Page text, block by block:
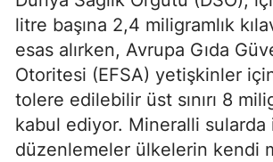
litre başına 2,4 miligramlık
esas alırken, Avrupa Gıda
Otoritesi (EFSA) yetişkinler
tolere edilebilir üst sınırı 8
kabul ediyor. Mineralli sularda
düzenlemeler ülkelerin kendi